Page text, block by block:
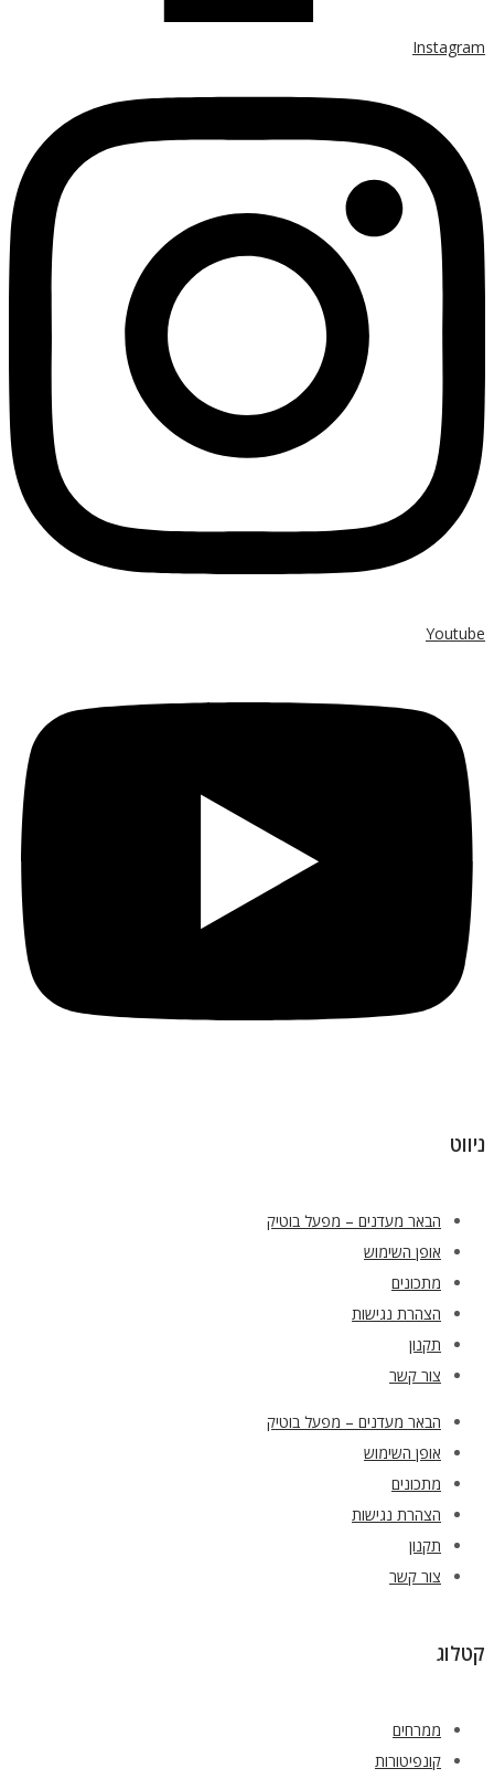
Instagram
Youtube
ניווט
הבאר מעדנים – מפעל בוטיק
אופן השימוש
מתכונים
הצהרת נגישות
תקנון
צור קשר
הבאר מעדנים – מפעל בוטיק
אופן השימוש
מתכונים
הצהרת נגישות
תקנון
צור קשר
קטלוג
ממרחים
קונפיטורות